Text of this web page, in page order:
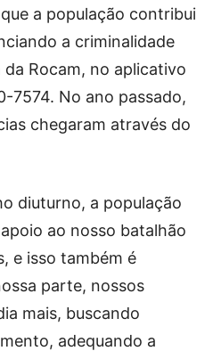
a população contribui
a criminalidade
Rocam, no aplicativo
7574. No ano passado,
chegaram através do
diuturno, a população
ao nosso batalhão
e isso também é
parte, nossos
mais, buscando
adequando a